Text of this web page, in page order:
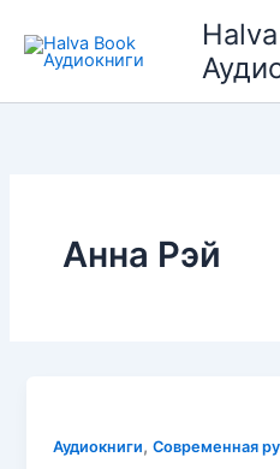
содержимому
Анна Рэй
Аудиокниги,Современная